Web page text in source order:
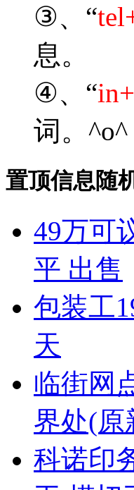
③、“
息。
④、“in+
词。^o^
置顶信息随
49万可
平 出售
包装工
天
临街网
界处(原
科诺印